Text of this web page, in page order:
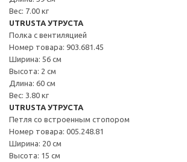
Вес: 7.00 кг
UTRUSTA УТРУСТА
Полка с вентиляцией
Номер товара: 903.681.45
Ширина: 56 см
Высота: 2 см
Длина: 60 см
Вес: 3.80 кг
UTRUSTA УТРУСТА
Петля со встроенным стопором
Номер товара: 005.248.81
Ширина: 20 см
Высота: 15 см